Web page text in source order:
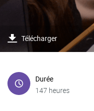
Télécharger
Durée
147 heures